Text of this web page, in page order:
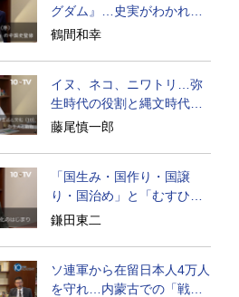
グダム』…史実がわかれば
物語はもっと面白い
鶴間和幸
イヌ、ネコ、ニワトリ…弥
生時代の役割と縄文時代と
の違い
藤尾慎一郎
「国生み・国作り・国譲
り・国治め」と「むすひ」
の力
鎌田東二
ソ連軍から在留日本人4万人
を守れ…内蒙古での「戦